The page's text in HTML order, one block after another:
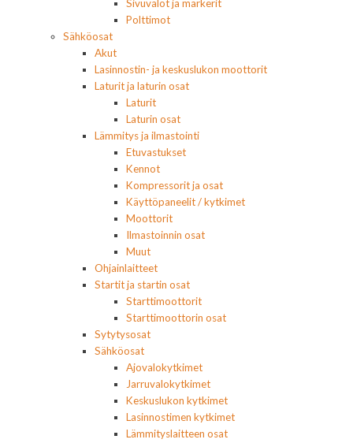
Sivuvalot ja markerit
Polttimot
Sähköosat
Akut
Lasinnostin- ja keskuslukon moottorit
Laturit ja laturin osat
Laturit
Laturin osat
Lämmitys ja ilmastointi
Etuvastukset
Kennot
Kompressorit ja osat
Käyttöpaneelit / kytkimet
Moottorit
Ilmastoinnin osat
Muut
Ohjainlaitteet
Startit ja startin osat
Starttimoottorit
Starttimoottorin osat
Sytytysosat
Sähköosat
Ajovalokytkimet
Jarruvalokytkimet
Keskuslukon kytkimet
Lasinnostimen kytkimet
Lämmityslaitteen osat